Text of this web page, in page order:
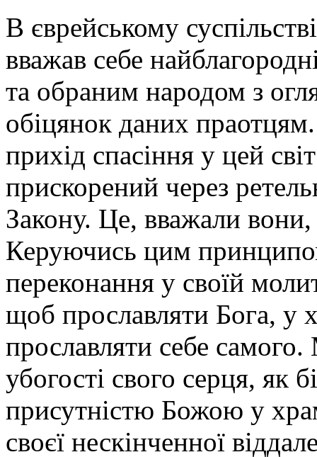
В єврейському
вважав себе
та обраним народом з
обіцянок даних
прихід спасіння у цей світ
прискорений через
Закону. Це, вважали
Керуючись цим
переконання у своїй
щоб прославляти Бога, у
прославляти себе самого.
убогості свого серця, як
присутністю Божою у
своєї нескінченної